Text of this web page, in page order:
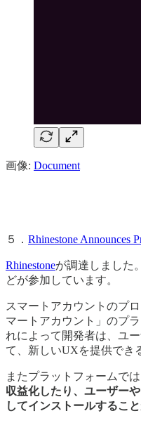
画像: Document
５． Rhinestone Announces
Rhinestoneが調達しました
どが参加しています。
スマートアカウントのプ
マートアカウント」のプ
れによって開発者は、ユ
て、新しいUXを提供でき
またプラットフォームでは
収益化したり、ユーザー
してインストールするこ